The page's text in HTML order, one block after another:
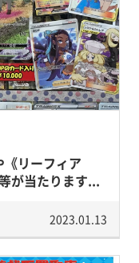
《リーフィア
が当たります...
2023.01.13